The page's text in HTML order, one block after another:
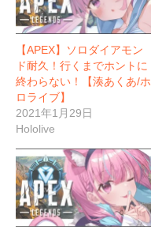
【APEX】ソロダイアモン
ド耐久！行くまでホントに
終わらない！【湊あくあ/ホ
ロライブ】
2021年1月29日
Hololive